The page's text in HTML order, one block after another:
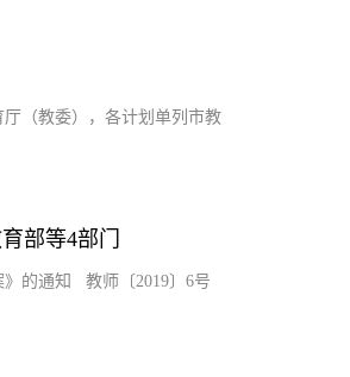
（教委），各计划单列市教
部等4部门
》的通知 教师〔2019〕6号